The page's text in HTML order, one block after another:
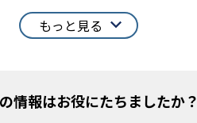
もっと見る
情報はお役にたちましたか？